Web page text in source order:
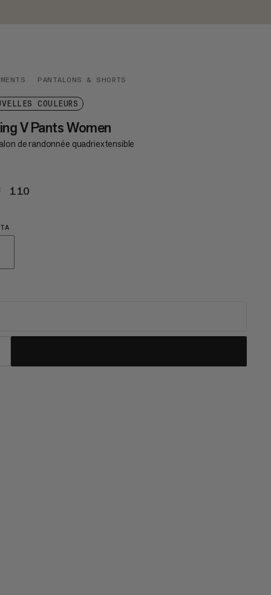
PANTALONS & SHORTS
COULEURS
V Pants Women
de randonnée quadriextensible
110